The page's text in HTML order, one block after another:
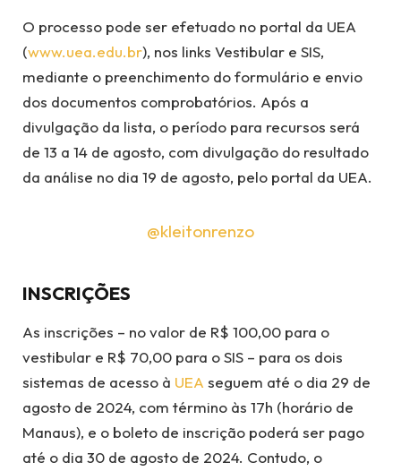
O processo pode ser efetuado no portal da UEA
(www.uea.edu.br), nos links Vestibular e SIS,
mediante o preenchimento do formulário e envio
dos documentos comprobatórios. Após a
divulgação da lista, o período para recursos será
de 13 a 14 de agosto, com divulgação do resultado
da análise no dia 19 de agosto, pelo portal da UEA.
@kleitonrenzo
INSCRIÇÕES
As inscrições – no valor de R$ 100,00 para o
vestibular e R$ 70,00 para o SIS – para os dois
sistemas de acesso à UEA seguem até o dia 29 de
agosto de 2024, com término às 17h (horário de
Manaus), e o boleto de inscrição poderá ser pago
até o dia 30 de agosto de 2024. Contudo, o